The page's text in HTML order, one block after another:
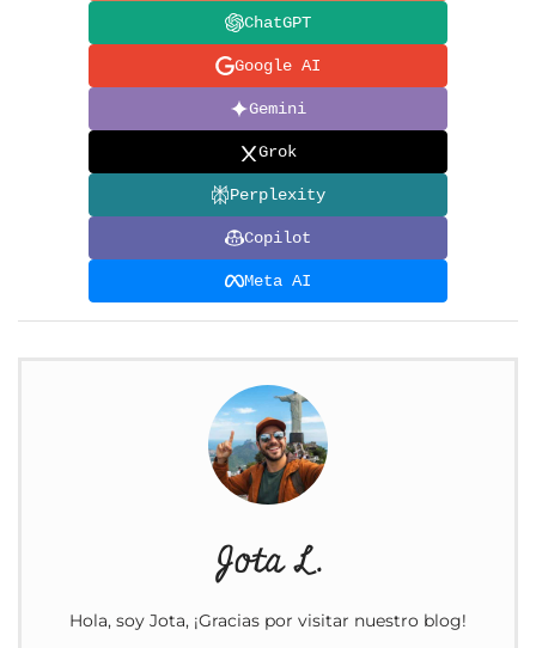
ChatGPT
Google AI
Gemini
Grok
Perplexity
Copilot
Meta AI
Jota L.
Hola, soy Jota, ¡Gracias por visitar nuestro blog!